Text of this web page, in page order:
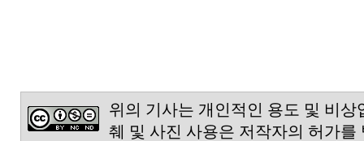
위의 기사는 개인적인 용도 및 비
췌 및 사진 사용은 저작자의 허가를